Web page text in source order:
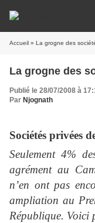
Accueil » La grogne des
La grogne des
Publié le 28/07/2008 à
Par Njognath
Sociétés privées
Seulement 4%
agrément au
n’en ont pas
ampliation au
République. Voici